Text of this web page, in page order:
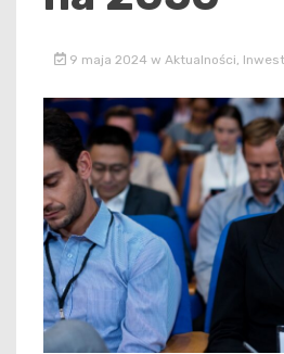
9 maja 2024 w Aktualności